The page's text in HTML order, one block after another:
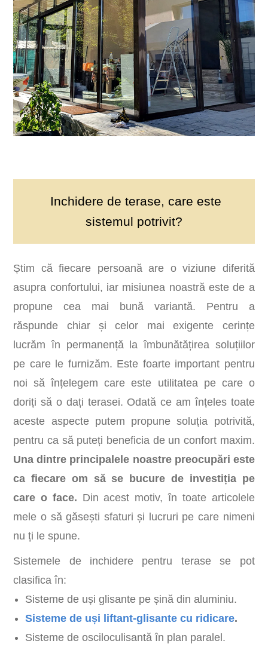
Inchidere de terase, care este
sistemul potrivit?
Știm că fiecare persoană are o viziune diferită
asupra confortului, iar misiunea noastră este de a
propune cea mai bună variantă. Pentru a
răspunde chiar și celor mai exigente cerințe
lucrăm în permanență la îmbunătățirea soluțiilor
pe care le furnizăm. Este foarte important pentru
noi să înțelegem care este utilitatea pe care o
doriți să o dați terasei. Odată ce am înțeles toate
aceste aspecte putem propune soluția potrivită,
pentru ca să puteți beneficia de un confort maxim.
Una dintre principalele noastre preocupări este
ca fiecare om să se bucure de investiția pe
care o face. Din acest motiv, în toate articolele
mele o să găsești sfaturi și lucruri pe care nimeni
nu ți le spune.
Sistemele de inchidere pentru terase se pot
clasifica în:
Sisteme de uși glisante pe șină din aluminiu.
Sisteme de uși liftant-glisante cu ridicare.
Sisteme de osciloculisantă în plan paralel.